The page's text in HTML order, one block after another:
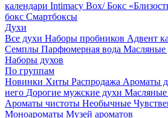
календари Intimacy Box/ Бокс
бокс Смартбоксы
Духи
Все духи Наборы пробников Адвент
Семплы Парфюмерная вода Масляные
Наборы духов
По группам
Новинки Хиты Распродажа Ароматы
него Дорогие мужские духи
Ароматы чистоты Необычные
Моноароматы Музей ароматов